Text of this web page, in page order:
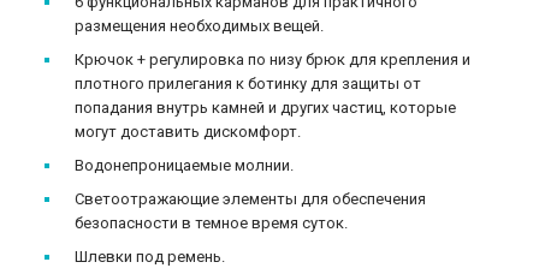
размещения необходимых вещей.
Крючок + регулировка по низу брюк для крепления и
плотного прилегания к ботинку для защиты от
попадания внутрь камней и других частиц, которые
могут доставить дискомфорт.
Водонепроницаемые молнии.
Светоотражающие элементы для обеспечения
безопасности в темное время суток.
Шлевки под ремень.